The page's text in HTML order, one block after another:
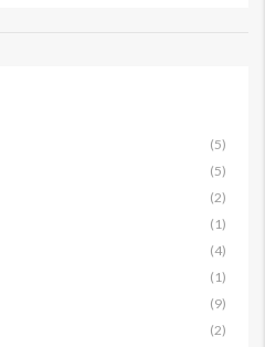
(5)
(5)
(2)
(1)
(4)
(1)
(9)
(2)